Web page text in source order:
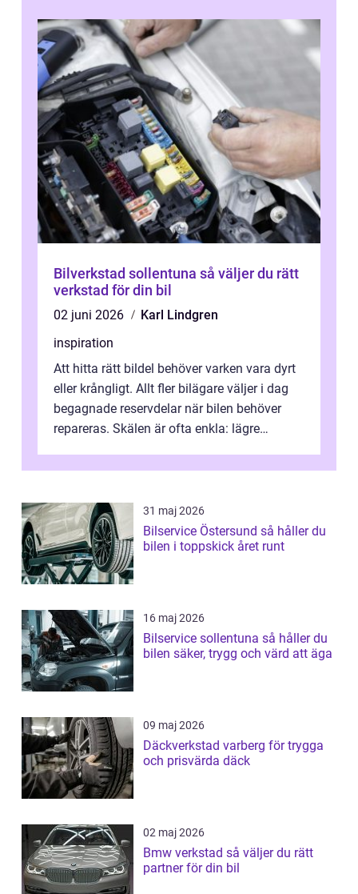
Bilverkstad sollentuna så väljer du rätt
verkstad för din bil
02 juni 2026
Karl Lindgren
inspiration
Att hitta rätt bildel behöver varken vara dyrt
eller krångligt. Allt fler bilägare väljer i dag
begagnade reservdelar när bilen behöver
repareras. Skälen är ofta enkla: lägre
31 maj 2026
Bilservice Östersund så håller du
bilen i toppskick året runt
16 maj 2026
Bilservice sollentuna så håller du
bilen säker, trygg och värd att äga
09 maj 2026
Däckverkstad varberg för trygga
och prisvärda däck
02 maj 2026
Bmw verkstad så väljer du rätt
partner för din bil